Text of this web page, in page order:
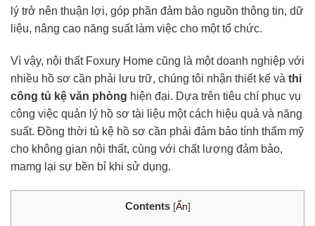
lý trở nên thuận lợi, góp phần đảm bảo nguồn thông tin, dữ
liệu, nâng cao năng suất làm việc cho một tổ chức.
Vì vậy, nội thất Foxury Home cũng là một doanh nghiệp với
nhiều hồ sơ cần phải lưu trữ, chúng tôi nhận thiết kế và thi
công tủ kệ văn phòng hiện đại. Dựa trên tiêu chí phục vụ
công việc quản lý hồ sơ tài liệu một cách hiệu quả và năng
suất. Đồng thời tủ kệ hồ sơ cần phải đảm bảo tính thẩm mỹ
cho không gian nội thất, cùng với chất lượng đảm bảo,
mamg lại sự bền bỉ khi sử dụng.
Contents [Ẩn]